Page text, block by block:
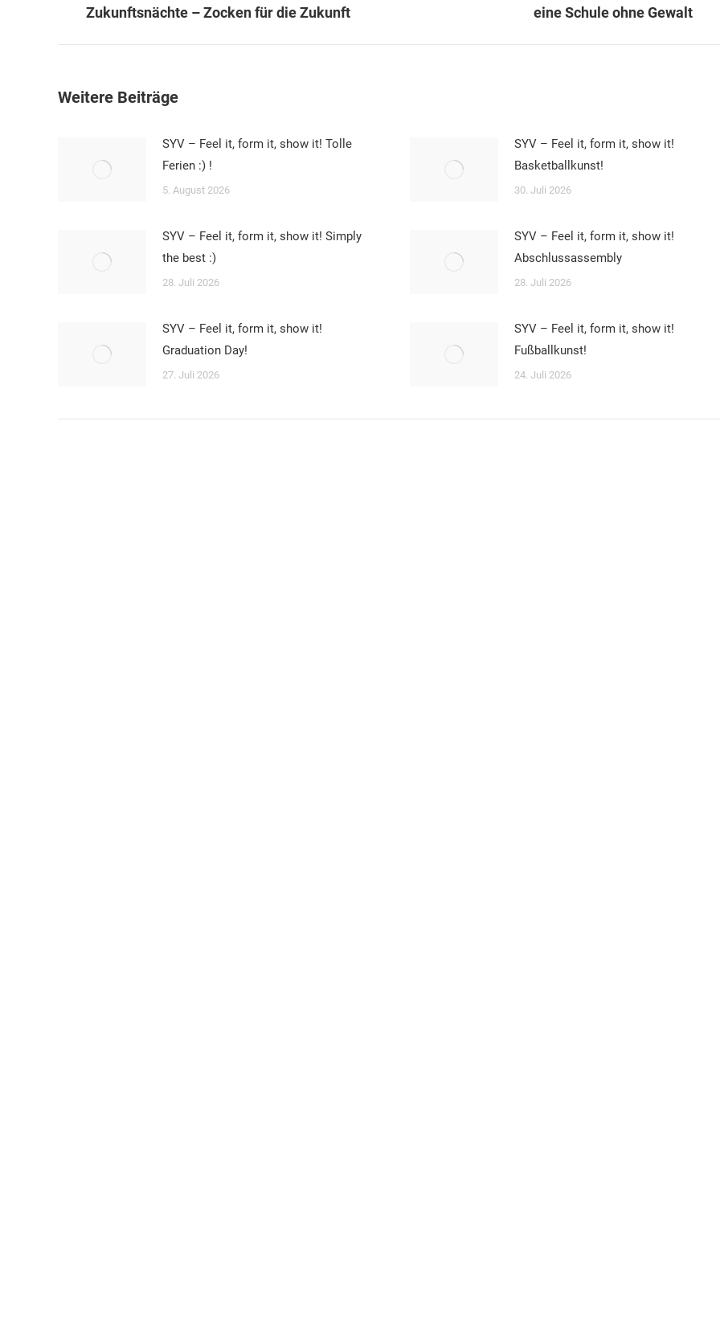
Beitrag:
Zukunftsnächte – Zocken für die Zukunft
eine Schule ohne Gewalt
Weitere Beiträge
SYV – Feel it, form it, show it! Tolle
Ferien :) !
5. August 2026
SYV – Feel it, form it, show it!
Basketballkunst!
30. Juli 2026
SYV – Feel it, form it, show it! Simply
the best :)
28. Juli 2026
SYV – Feel it, form it, show it!
Abschlussassembly
28. Juli 2026
SYV – Feel it, form it, show it!
Graduation Day!
27. Juli 2026
SYV – Feel it, form it, show it!
Fußballkunst!
24. Juli 2026